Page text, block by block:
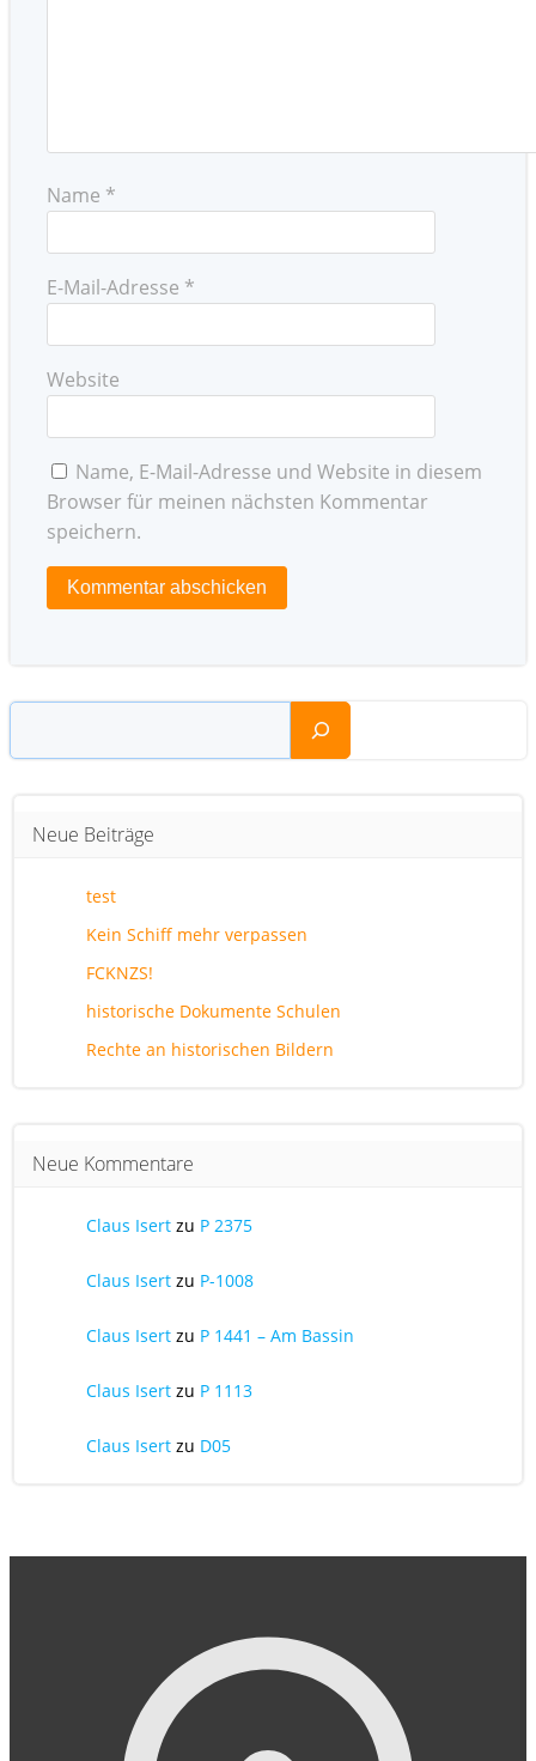
Name *
E-Mail-Adresse *
Website
Name, E-Mail-Adresse und Website in diesem
Browser für meinen nächsten Kommentar
speichern.
Suchen
Neue Beiträge
test
Kein Schiff mehr verpassen
FCKNZS!
historische Dokumente Schulen
Rechte an historischen Bildern
Neue Kommentare
Claus Isert zu P 2375
Claus Isert zu P-1008
Claus Isert zu P 1441 – Am Bassin
Claus Isert zu P 1113
Claus Isert zu D05